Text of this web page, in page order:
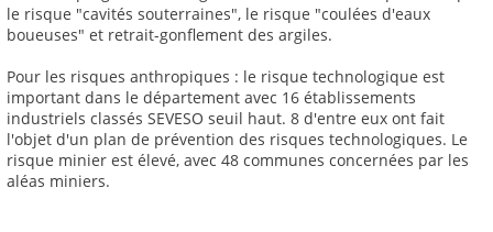
le risque "cavités souterraines", le risque "coulées d'eaux
boueuses" et retrait-gonflement des argiles.
Pour les risques anthropiques : le risque technologique est
important dans le département avec 16 établissements
industriels classés SEVESO seuil haut. 8 d'entre eux ont fait
l'objet d'un plan de prévention des risques technologiques. Le
risque minier est élevé, avec 48 communes concernées par les
aléas miniers.